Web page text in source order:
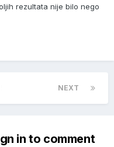
rezultata nije bilo nego
NEXT
in to comment